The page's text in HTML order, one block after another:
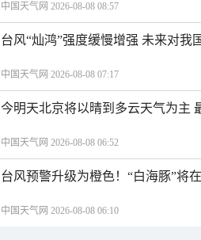
中国天气网 2026-08-08 08:57
台风“灿鸿”强度缓慢增强 未来对我
中国天气网 2026-08-08 07:17
今明天北京将以晴到多云天气为主
中国天气网 2026-08-08 06:52
台风预警升级为橙色！“白海豚”将
中国天气网 2026-08-08 06:10